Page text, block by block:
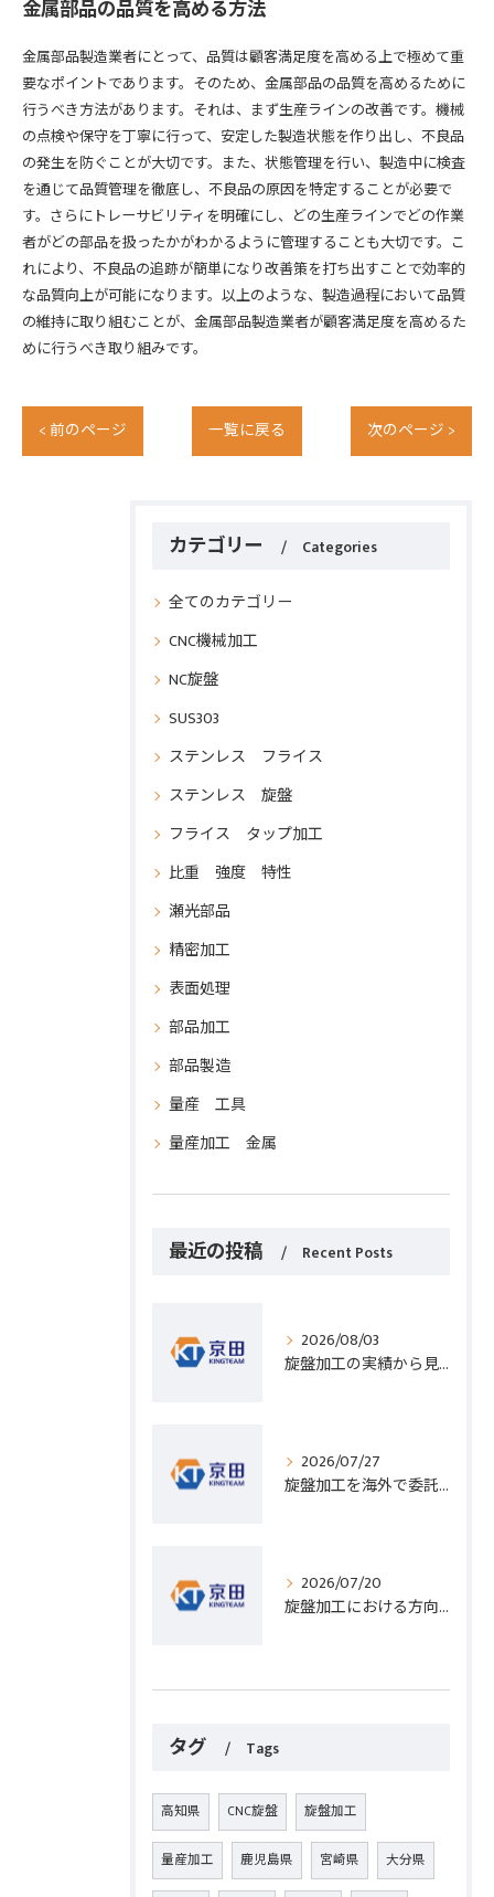
金属部品の品質を高める方法
金属部品製造業者にとって、品質は顧客満足度を高める上で極めて重
要なポイントであります。そのため、金属部品の品質を高めるために
行うべき方法があります。それは、まず生産ラインの改善です。機械
の点検や保守を丁寧に行って、安定した製造状態を作り出し、不良品
の発生を防ぐことが大切です。また、状態管理を行い、製造中に検査
を通じて品質管理を徹底し、不良品の原因を特定することが必要で
す。さらにトレーサビリティを明確にし、どの生産ラインでどの作業
者がどの部品を扱ったかがわかるように管理することも大切です。こ
れにより、不良品の追跡が簡単になり改善策を打ち出すことで効率的
な品質向上が可能になります。以上のような、製造過程において品質
の維持に取り組むことが、金属部品製造業者が顧客満足度を高めるた
めに行うべき取り組みです。
< 前のページ 一覧に戻る 次のページ >
カテゴリー Categories
全てのカテゴリー
CNC機械加工
NC旋盤
SUS303
ステンレス フライス
ステンレス 旋盤
フライス タップ加工
比重 強度 特性
瀬光部品
精密加工
表面処理
部品加工
部品製造
量産 工具
量産加工 金属
最近の投稿 Recent Posts
2026/08/03
旋盤加工の実績から見る発注先選びと人材事情のポイントを詳しく解説
2026/07/27
旋盤加工を海外で委託する際のコスト削減と高精度実現のポイント
2026/07/20
旋盤加工における方向設定の基礎と実践的な加工手順のポイント
タグ Tags
高知県 CNC旋盤 旋盤加工
量産加工 鹿児島県 宮崎県 大分県